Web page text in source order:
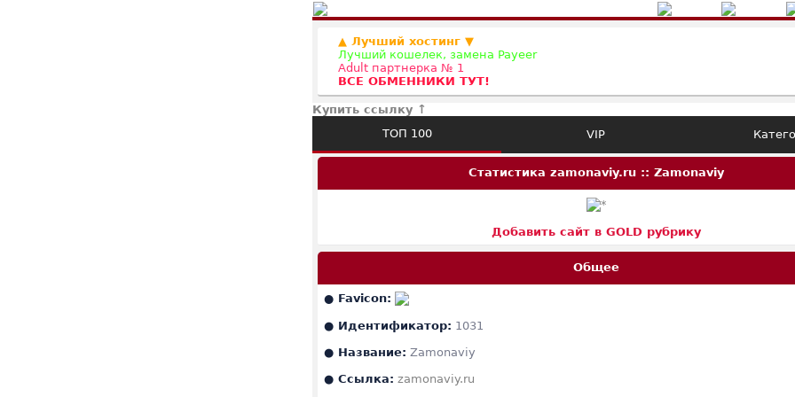
▲ Лучший хостинг ▼
Лучший кошелек, замена Payeer
Adult партнерка № 1
ВСЕ ОБМЕННИКИ ТУТ!
Купить ссылку ↑
ТОП 100
VIP
Статистика zamonaviy.ru :: Zamonaviy
Добавить сайт в GOLD рубрику
Общее
● Favicon:
● Идентификатор: 1031
● Название: Zamonaviy
● Ссылка: zamonaviy.ru